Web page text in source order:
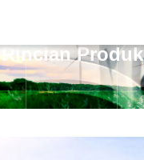
Rincian Produk